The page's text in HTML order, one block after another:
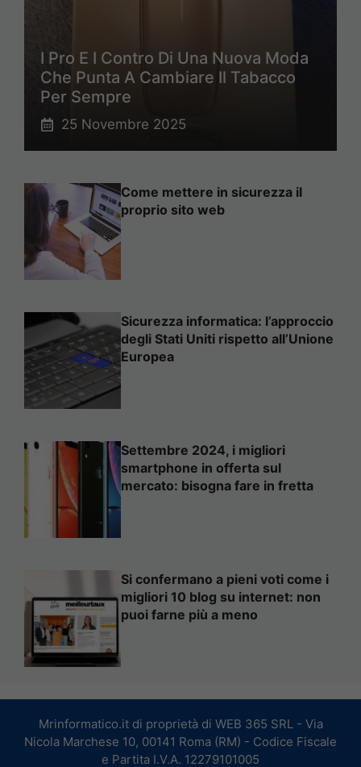
I Pro E I Contro Di Una Nuova Moda
Che Punta A Cambiare Il Tabacco
Per Sempre
25 Novembre 2025
Come mettere in sicurezza il
proprio sito web
Sicurezza informatica: l’approccio
degli Stati Uniti rispetto all’Unione
Europea
Settembre 2024, i migliori
smartphone in offerta sul
mercato: bisogna fare in fretta
Si confermano a pieni voti come i
migliori 10 blog su internet: non
puoi farne più a meno
Mrinformatico.it di proprietà di WEB 365 SRL - Via
Nicola Marchese 10, 00141 Roma (RM) - Codice Fiscale
e Partita I.V.A. 12279101005